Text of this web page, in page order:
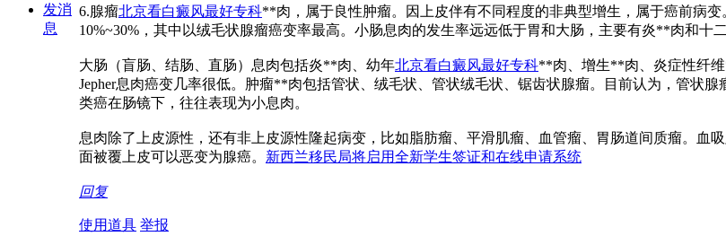
发消
息
6.腺瘤北京看白癜风最好专科**肉，属于良性肿瘤。因上皮伴有不同程度的非典型增生，属于癌前病
10%~30%，其中以绒毛状腺瘤癌变率最高。小肠息肉的发生率远远低于胃和大肠，主要有炎**肉和十
大肠（盲肠、结肠、直肠）息肉包括炎**肉、幼年北京看白癜风最好专科**肉、增生**肉、炎症性纤
Jepher息肉癌变几率很低。肿瘤**肉包括管状、绒毛状、管状绒毛状、锯齿状腺瘤。目前认为，管状腺
类癌在肠镜下，往往表现为小息肉。
息肉除了上皮源性，还有非上皮源性隆起病变，比如脂肪瘤、平滑肌瘤、血管瘤、胃肠道间质瘤。
面被覆上皮可以恶变为腺癌。 新西兰移民局将启用全新学生签证和在线申请系统
回复
使用道具 举报